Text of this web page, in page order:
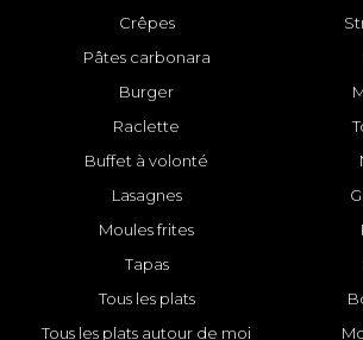
Crêpes
Pâtes carbonara
Burger
Raclette
Buffet à volonté
Lasagnes
Moules frites
Tapas
Tous les plats
Tous les plats autour de moi